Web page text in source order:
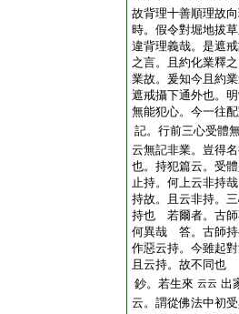
故背理十善順理故
時。假令對堀地拔
違背理義哉。是遮
之言。且約化業釋
業故。爰知今且約
遮戒攝下通外也。
無能犯心。今一往
記。行前三心受體
云無記非業。豈得
也。持犯篇云。受
止持。何上云非持
持故。且云非持。
持也 若爾者。古師
何異哉 答。古師持
作惡云持。今雖起
且云持。故不同也
鈔。若生來 云云 出
云。謂從佛法中初